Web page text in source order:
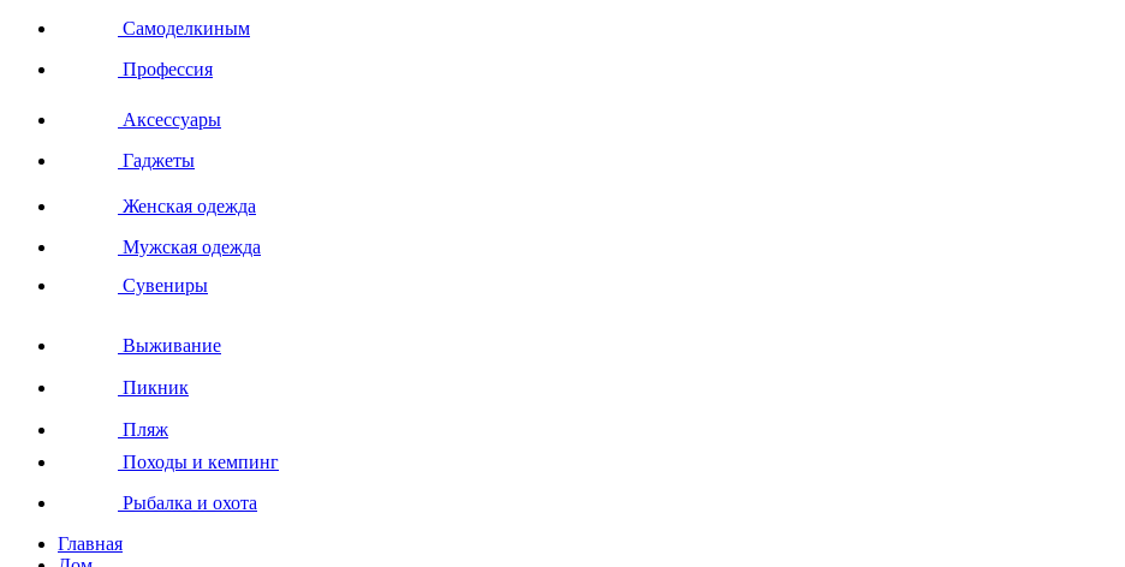
Самоделкиным
Профессия
Аксессуары
Гаджеты
Женская одежда
Мужская одежда
Сувениры
Выживание
Пикник
Пляж
Походы и кемпинг
Рыбалка и охота
Главная